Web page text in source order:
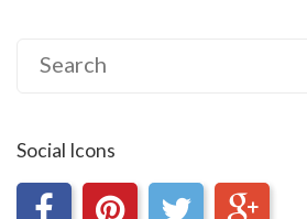
for:
Social Icons